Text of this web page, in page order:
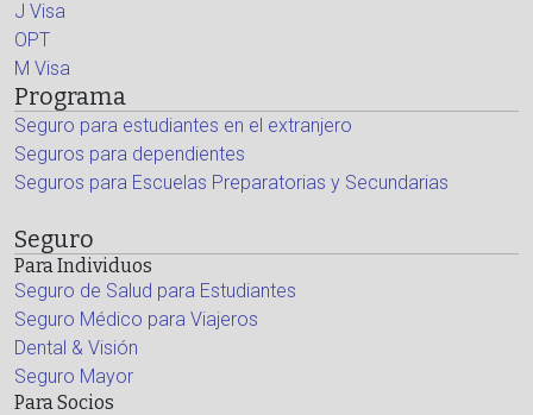
J Visa
OPT
M Visa
Programa
Seguro para estudiantes en el extranjero
Seguros para dependientes
Seguros para Escuelas Preparatorias y Secundarias
Seguro
Para Individuos
Seguro de Salud para Estudiantes
Seguro Médico para Viajeros
Dental & Visión
Seguro Mayor
Para Socios